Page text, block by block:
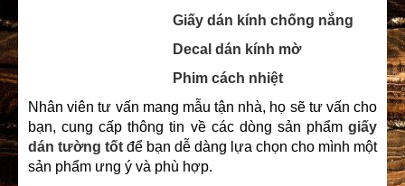
Giấy dán kính chống nắng
Decal dán kính mờ
Phim cách nhiệt
Nhân viên tư vấn mang mẫu tận nhà, họ sẽ tư vấn cho
bạn, cung cấp thông tin về các dòng sản phẩm giấy
dán tường tốt để bạn dễ dàng lựa chọn cho mình một
sản phẩm ưng ý và phù hợp.